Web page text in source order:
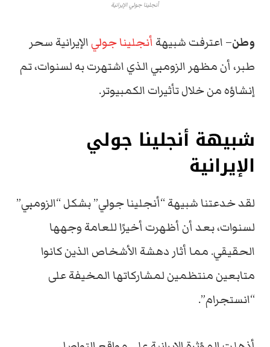
أنجلينا جولي الإيرانية
وطن– اعترفت شبيهةأنجلينا جوليالإيرانية سحر
طبر، أن مظهر الزومبي الذي اشتهرت به لسنوات، تم
إنشاؤه من خلال تأثيرات الكمبيوتر.
شبيهة أنجلينا جولي
الإيرانية
لقد خدعتنا شبيهة “أنجلينا جولي” بشكل “الزومبي”
لسنوات، بعد أن أظهرت أخيرًا للعامة وجهها
الحقيقي. مما أثار دهشة الأشخاص الذين كانوا
متابعين منتظمين لمشاركاتها المخيفة على
“انستجرام”.